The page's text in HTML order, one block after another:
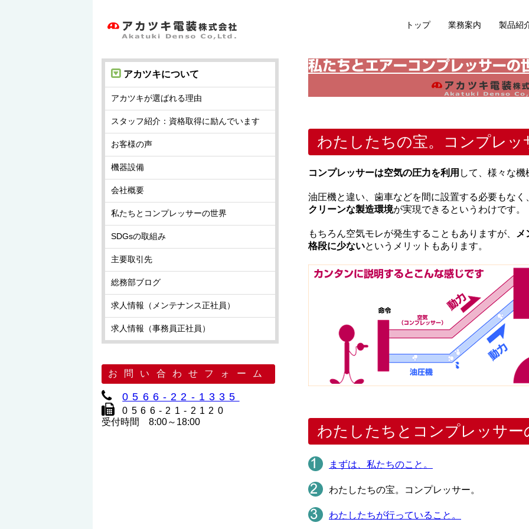
トップ 業務案内 製品紹
わたしたちの宝。コンプレッ
コンプレッサーは空気の圧力を利用 して、様々な
油圧機と違い、歯車などを間に設置する必要もな
クリーンな製造環境が実現できるというわけです。
もちろん空気モレが発生することもありますが、
メ
格段に少ないというメリットもあります。
わたしたちとコンプレッサー
まずは、私たちのこと。
わたしたちの宝。コンプレッサー。
わたしたちが行っていること。
アカツキについて
アカツキが選ばれる理由
スタッフ紹介：資格取得に励んでいます
お客様の声
機器設備
会社概要
私たちとコンプレッサーの世界
SDGsの取組み
主要取引先
総務部ブログ
求人情報（メンテナンス正社員）
求人情報（事務員正社員）
お問い合わせフォーム
0566-22-1335
0566-21-2120
受付時間 8:00～18:00